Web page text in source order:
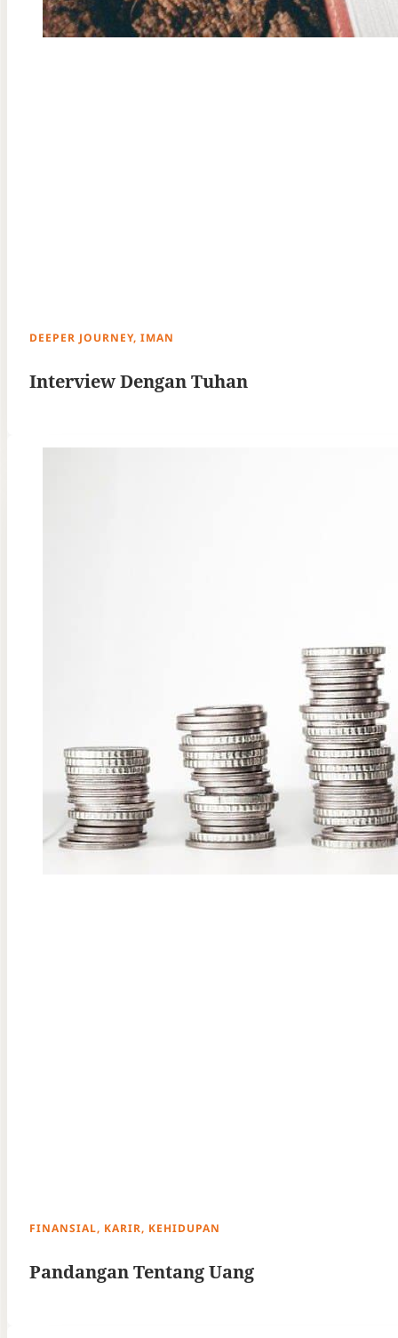
DEEPER JOURNEY, IMAN
Interview Dengan Tuhan
FINANSIAL, KARIR, KEHIDUPAN
Pandangan Tentang Uang